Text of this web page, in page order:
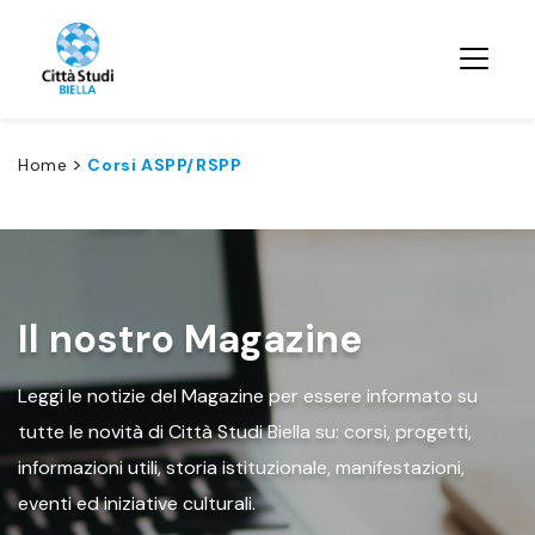
Home > Corsi ASPP/RSPP
Il nostro Magazine
Leggi le notizie del Magazine per essere informato su
tutte le novità di Città Studi Biella su: corsi, progetti,
informazioni utili, storia istituzionale, manifestazioni,
eventi ed iniziative culturali.